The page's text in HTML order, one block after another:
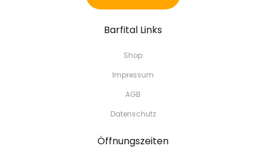
Barfital Links
Shop
Impressum
AGB
Datenschutz
Öffnungszeiten